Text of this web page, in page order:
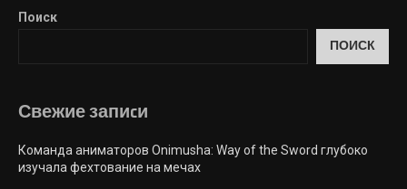
Поиск
ПОИСК
Свежие запиcи
Команда аниматоров Onimusha: Way of the Sword глубоко
изучала фехтование на мечах